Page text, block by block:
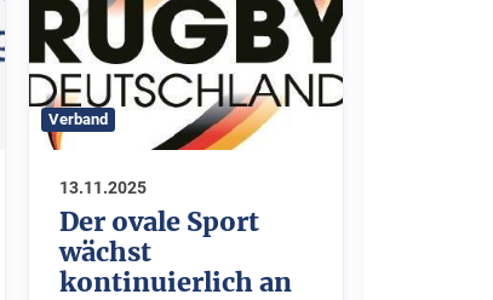
Verband
13.11.2025
Der ovale Sport
wächst
kontinuierlich an